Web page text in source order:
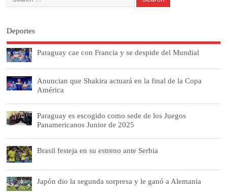
Deportes
Paraguay cae con Francia y se despide del Mundial
Anuncian que Shakira actuará en la final de la Copa
América
Paraguay es escogido como sede de los Juegos
Panamericanos Junior de 2025
Brasil festeja en su estreno ante Serbia
Japón dio la segunda sorpresa y le ganó a Alemania